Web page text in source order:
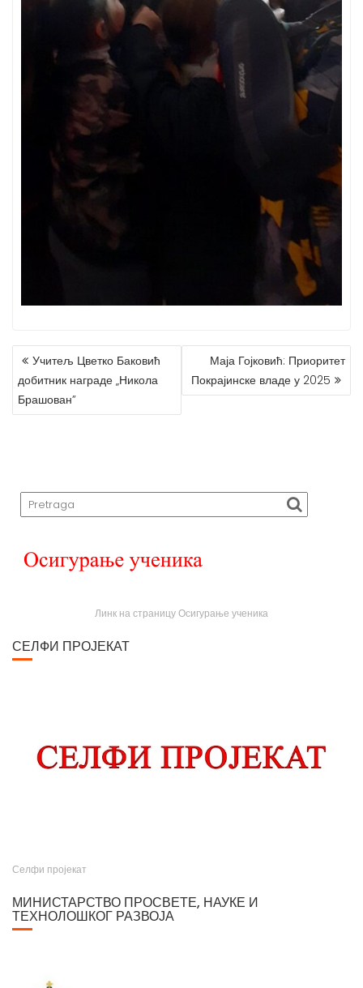
O
S
G
Учитељ Цветко Баковић
добитник награде „Никола
Брашован”
Маја Гојковић: Приоритет
Покрајинске владе у 2025
Линк на страницу Осигурање ученика
СЕЛФИ ПРОЈЕКАТ
Селфи пројекат
МИНИСТАРСТВО ПРОСВЕТЕ, НАУКЕ И
ТЕХНОЛОШКОГ РАЗВОЈА